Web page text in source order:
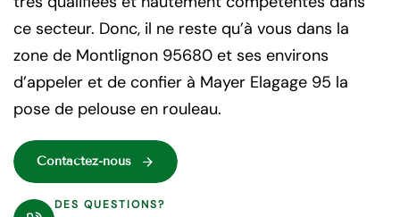
ce secteur. Donc, il ne reste qu’à vous dans la
zone de Montlignon 95680 et ses environs
d’appeler et de confier à Mayer Elagage 95 la
pose de pelouse en rouleau.
Contactez-nous
DES QUESTIONS?